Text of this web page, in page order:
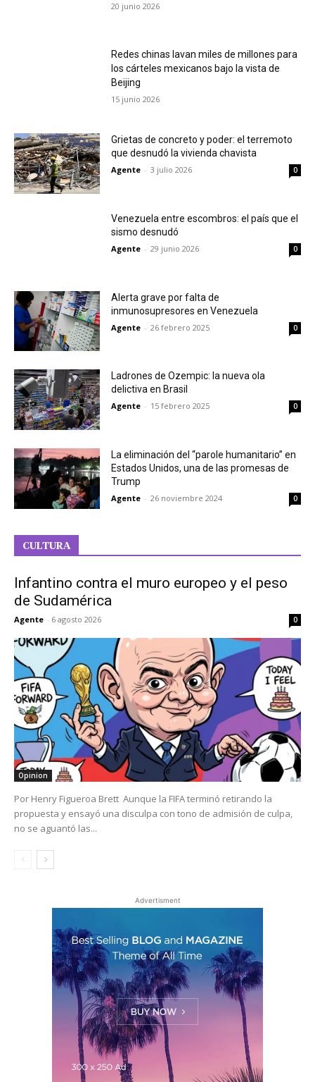
20 junio 2026
Redes chinas lavan miles de millones para
los cárteles mexicanos bajo la vista de
Beijing
15 junio 2026
Grietas de concreto y poder: el terremoto
que desnudó la vivienda chavista
Agente - 3 julio 2026 0
Venezuela entre escombros: el país que el
sismo desnudó
Agente - 29 junio 2026 0
Alerta grave por falta de
inmunosupresores en Venezuela
Agente - 26 febrero 2025 0
Ladrones de Ozempic: la nueva ola
delictiva en Brasil
Agente - 15 febrero 2025 0
La eliminación del “parole humanitario” en
Estados Unidos, una de las promesas de
Trump
Agente - 26 noviembre 2024 0
CULTURA
Infantino contra el muro europeo y el peso
de Sudamérica
Agente - 6 agosto 2026 0
Opinion
Por Henry Figueroa Brett Aunque la FIFA terminó retirando la
propuesta y ensayó una disculpa con tono de admisión de culpa,
no se aguantó las...
Advertisment